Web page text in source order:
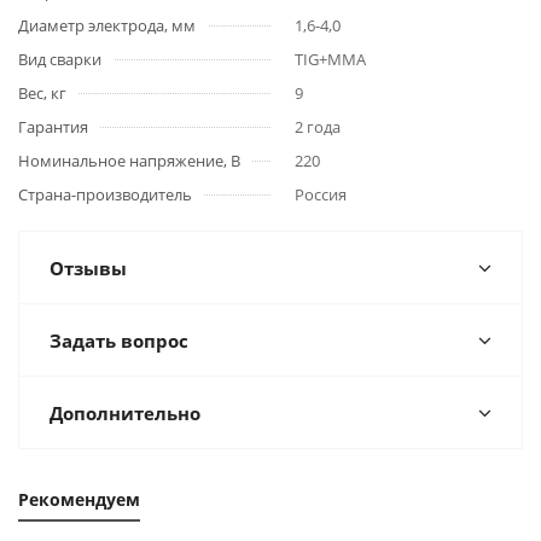
Диаметр электрода, мм
1,6-4,0
Вид сварки
TIG+MMA
Вес, кг
9
Гарантия
2 года
Номинальное напряжение, В
220
Страна-производитель
Россия
Отзывы
Задать вопрос
Дополнительно
Рекомендуем